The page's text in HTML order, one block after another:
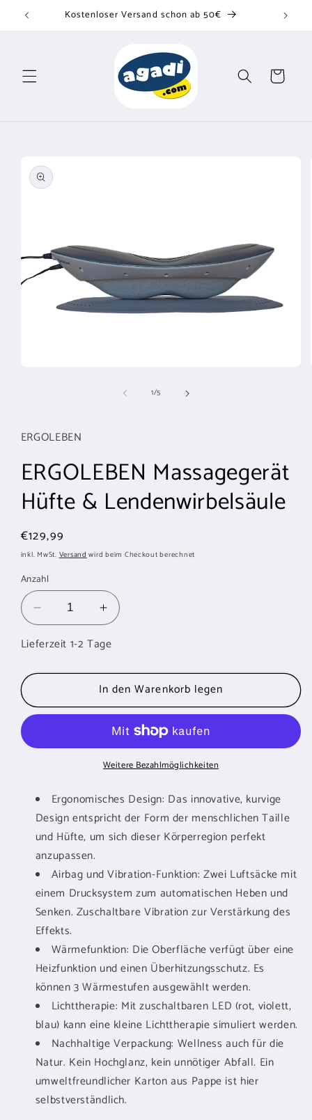
zum Kostenloser Versand schon ab 50€
Warenkorb
1/von
5
ERGOLEBEN
ERGOLEBEN Massagegerät
Hüfte & Lendenwirbelsäule
Normaler
Preis
€129,99
inkl. MwSt.Versandwird beim Checkout berechnet
Anzahl
Verringere
die
Menge
ERGOLEBEN
Massagegerät
Hüfte
Lendenwirbelsäule
Erhöhe
die
Menge
ERGOLEBEN
Massagegerät
Hüfte
Lendenwirbelsäule
Lieferzeit 1-2 Tage
In den Warenkorb legen
Weitere Bezahlmöglichkeiten
Ergonomisches Design: Das innovative, kurvige
Design entspricht der Form der menschlichen Taille
und Hüfte, um sich dieser Körperregion perfekt
anzupassen.
Airbag und Vibration-Funktion: Zwei Luftsäcke mit
einem Drucksystem zum automatischen Heben und
Senken. Zuschaltbare Vibration zur Verstärkung des
Effekts.
Wärmefunktion: Die Oberfläche verfügt über eine
Heizfunktion und einen Überhitzungsschutz. Es
können 3 Wärmestufen ausgewählt werden.
Lichttherapie: Mit zuschaltbaren LED (rot, violett,
blau) kann eine kleine Lichttherapie simuliert werden.
Nachhaltige Verpackung: Wellness auch für die
Natur. Kein Hochglanz, kein unnötiger Abfall. Ein
umweltfreundlicher Karton aus Pappe ist hier
selbstverständlich.